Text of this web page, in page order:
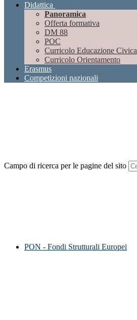
Didattica
Panoramica
Offerta formativa
DM 88
POC
Curricolo Educazione Civica
Curricolo Orientamento
Erasmus
Competizioni nazionali
Campo di ricerca per le pagine del sito
PON - Fondi Strutturali Europei